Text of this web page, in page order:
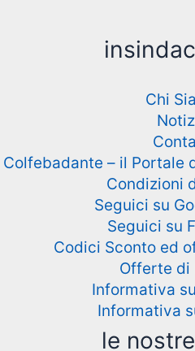
Chi
Colfebadante – il Portale
Condizioni
Seguici su
Seguici su
Codici Sconto ed
Offerte di
Informativa
Informativa
le